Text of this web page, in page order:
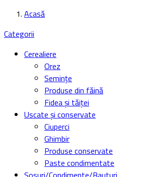
Acasă
Categorii
Cerealiere
Orez
Semințe
Produse din făină
Fidea și tăiței
Uscate și conservate
Ciuperci
Ghimbir
Produse conservate
Paste condimentate